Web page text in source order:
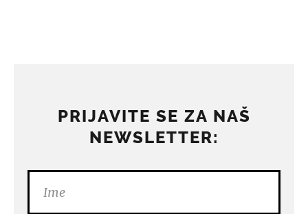
PRIJAVITE SE ZA NAŠ
NEWSLETTER: